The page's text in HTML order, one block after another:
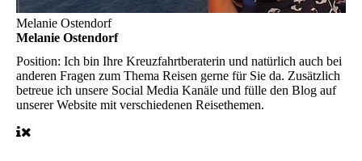
Melanie Ostendorf
Melanie Ostendorf
Position: Ich bin Ihre Kreuzfahrtberaterin und natürlich auch bei
anderen Fragen zum Thema Reisen gerne für Sie da. Zusätzlich
betreue ich unsere Social Media Kanäle und fülle den Blog auf
unserer Website mit verschiedenen Reisethemen.